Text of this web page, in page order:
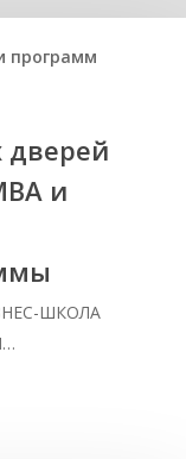
программ
и
ШКОЛА